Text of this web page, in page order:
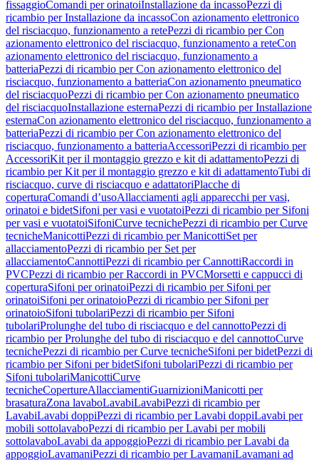
fissaggioComandi per orinatoiInstallazione da incassoPezzi di
ricambio per Installazione da incassoCon azionamento elettronico
del risciacquo, funzionamento a retePezzi di ricambio per Con
azionamento elettronico del risciacquo, funzionamento a reteCon
azionamento elettronico del risciacquo, funzionamento a
batteriaPezzi di ricambio per Con azionamento elettronico del
risciacquo, funzionamento a batteriaCon azionamento pneumatico
del risciacquoPezzi di ricambio per Con azionamento pneumatico
del risciacquoInstallazione esternaPezzi di ricambio per Installazione
esternaCon azionamento elettronico del risciacquo, funzionamento a
batteriaPezzi di ricambio per Con azionamento elettronico del
risciacquo, funzionamento a batteriaAccessoriPezzi di ricambio per
AccessoriKit per il montaggio grezzo e kit di adattamentoPezzi di
ricambio per Kit per il montaggio grezzo e kit di adattamentoTubi di
risciacquo, curve di risciacquo e adattatoriPlacche di
coperturaComandi d’usoAllacciamenti agli apparecchi per vasi,
orinatoi e bidetSifoni per vasi e vuotatoiPezzi di ricambio per Sifoni
per vasi e vuotatoiSifoniCurve tecnichePezzi di ricambio per Curve
tecnicheManicottiPezzi di ricambio per ManicottiSet per
allacciamentoPezzi di ricambio per Set per
allacciamentoCannottiPezzi di ricambio per CannottiRaccordi in
PVCPezzi di ricambio per Raccordi in PVCMorsetti e cappucci di
coperturaSifoni per orinatoiPezzi di ricambio per Sifoni per
orinatoiSifoni per orinatoioPezzi di ricambio per Sifoni per
orinatoioSifoni tubolariPezzi di ricambio per Sifoni
tubolariProlunghe del tubo di risciacquo e del cannottoPezzi di
ricambio per Prolunghe del tubo di risciacquo e del cannottoCurve
tecnichePezzi di ricambio per Curve tecnicheSifoni per bidetPezzi di
ricambio per Sifoni per bidetSifoni tubolariPezzi di ricambio per
Sifoni tubolariManicottiCurve
tecnicheCopertureAllacciamentiGuarnizioniManicotti per
brasaturaZona lavaboLavabiLavabiPezzi di ricambio per
LavabiLavabi doppiPezzi di ricambio per Lavabi doppiLavabi per
mobili sottolavaboPezzi di ricambio per Lavabi per mobili
sottolavaboLavabi da appoggioPezzi di ricambio per Lavabi da
appoggioLavamaniPezzi di ricambio per LavamaniLavamani ad